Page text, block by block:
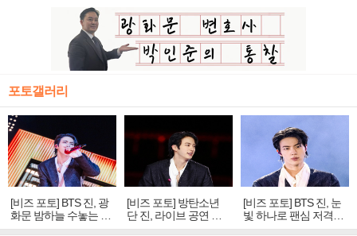
포토갤러리
[비즈 포토] BTS 진, 광
화문 밤하늘 수놓는 '비
주얼 킹'의 열창
[비즈 포토] 방탄소년
단 진, 라이브 공연 중
빛나는 독보적 아우라
[비즈 포토] BTS 진, 눈
빛 하나로 팬심 저격…
독보적 카리스마